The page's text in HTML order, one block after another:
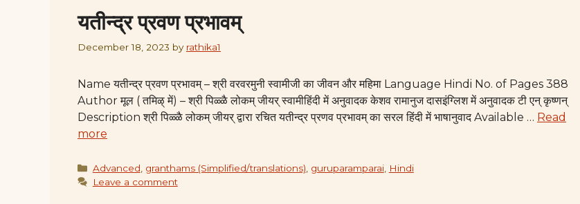
यतीन्द्र प्रवण प्रभावम्
December 18, 2023 by rathika1
Name यतीन्द्र प्रवण प्रभावम् – श्री वरवरमुनी स्वामीजी का जीवन और महिमा Language Hindi No. of Pages 388
Author मूल ( तमिऴ् में) – श्री पिळ्ळै लोकम् जीयर् स्वामीहिंदी में अनुवादक केशव रामानुज दासइंग्लिश में अनुवादक टी एन् कृष्णन्
Description श्री पिळ्ळै लोकम् जीयर् द्वारा रचित यतीन्द्र प्रणव प्रभावम् का सरल हिंदी में भाषानुवाद Available … Read
more
Categories
Advanced granthams (Simplified/translations) guruparamparai, Hindi
Leave a comment